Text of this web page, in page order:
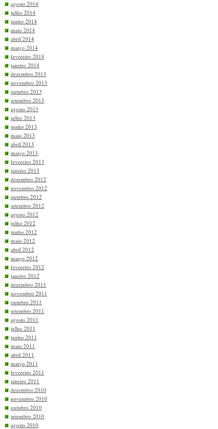
agosto 2014
julho 2014
junho 2014
maio 2014
abril 2014
março 2014
fevereiro 2014
janeiro 2014
dezembro 2013
novembro 2013
outubro 2013
setembro 2013
agosto 2013
julho 2013
junho 2013
maio 2013
abril 2013
março 2013
fevereiro 2013
janeiro 2013
dezembro 2012
novembro 2012
outubro 2012
setembro 2012
agosto 2012
julho 2012
junho 2012
maio 2012
abril 2012
março 2012
fevereiro 2012
janeiro 2012
dezembro 2011
novembro 2011
outubro 2011
setembro 2011
agosto 2011
julho 2011
junho 2011
maio 2011
abril 2011
março 2011
fevereiro 2011
janeiro 2011
dezembro 2010
novembro 2010
outubro 2010
setembro 2010
agosto 2010